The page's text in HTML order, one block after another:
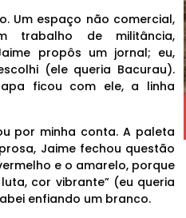
Um espaço não comercial,
trabalho de militância,
propôs um jornal; eu,
(ele queria Bacurau).
ficou com ele, a linha
por minha conta. A paleta
Jaime fechou questão
e o amarelo, porque
cor vibrante” (eu queria
enfiando um branco.